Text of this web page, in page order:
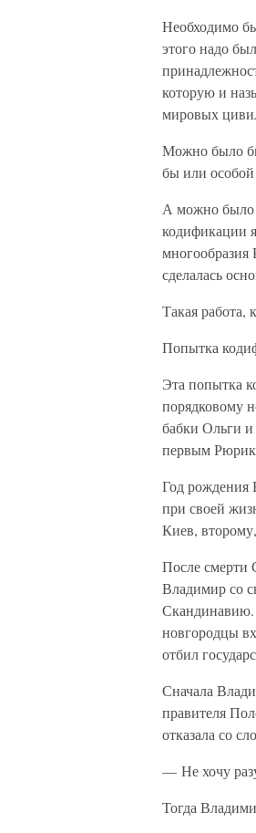
Необходимо
этого надо
которую и
мировых
Можно было
бы или
А можно было
кодификации
многообразия
сделалась
Такая работа,
Попытка
Эта попытка
порядковому
бабки Ольги
первым
Год рождения
при своей
Киев,
После смерти
Владимир со
Скандинавию.
новгородцы
отбил
Сначала
правителя
отказала со
— Не хочу
Тогда